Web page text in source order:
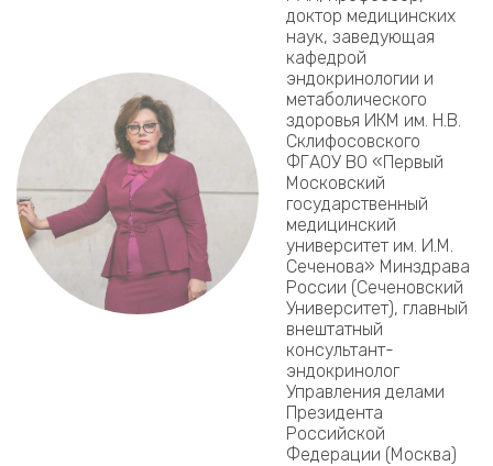
доктор медицинских
наук, заведующая
кафедрой
эндокринологии и
метаболического
здоровья ИКМ им. Н.В.
Склифосовского
ФГАОУ ВО «Первый
Московский
государственный
медицинский
университет им. И.М.
Сеченова» Минздрава
России (Сеченовский
Университет), главный
внештатный
консультант-
эндокринолог
Управления делами
Президента
Российской
Федерации (Москва)